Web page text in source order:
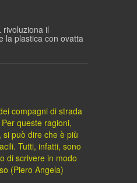
rivoluziona il
la plastica con ovatta
compagni di strada
queste ragioni,
può dire che è più
Tutti, infatti, sono
di scrivere in modo
(Piero Angela)